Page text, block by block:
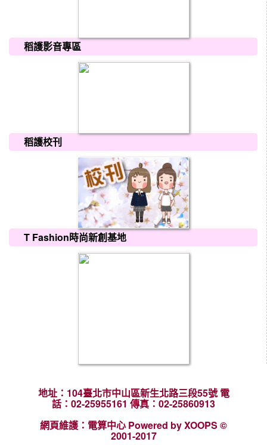
稻護影音專區
稻護校刊
T Fashion時尚新創基地
地址：104臺北市中山區新生北路三段55號 電
話：02-25955161 傳真：02-25860913
網頁維護：電算中心 Powered by XOOPS ©
2001-2017